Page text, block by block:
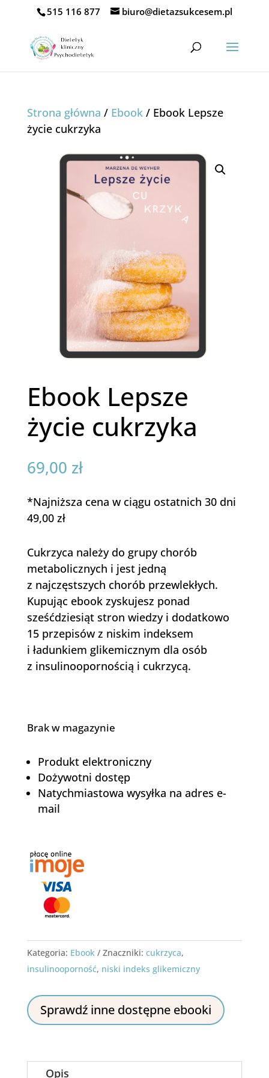
515 116 877 biuro@dietazsukcesem.pl
Strona główna / Ebook/ Ebook Lepsze
życie cukrzyka
Ebook Lepsze
życie cukrzyka
69,00 zł
*Najniższa cena w ciągu ostatnich 30 dni
49,00 zł
Cukrzyca należy do grupy chorób
metabolicznych i jest jedną
z najczęstszych chorób przewlekłych.
Kupując ebook zyskujesz ponad
sześćdziesiąt stron wiedzy i dodatkowo
15 przepisów z niskim indeksem
i ładunkiem glikemicznym dla osób
z insulinoopornością i cukrzycą.
Brak w magazynie
Produkt elektroniczny
Dożywotni dostęp
Natychmiastowa wysyłka na adres e-
mail
Kategoria: Ebook Znaczniki: cukrzyca,
insulinooporność, niski indeks glikemiczny
Sprawdź inne dostępne ebooki
Opis